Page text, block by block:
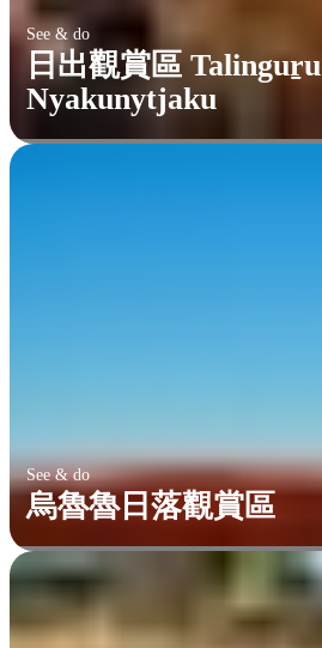
See & do
日出觀賞區 Talinguṟu
Nyakunytjaku
See & do
烏魯魯日落觀賞區